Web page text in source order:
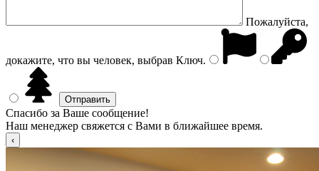
Пожалуйста,
докажите, что вы человек, выбрав Ключ.
Спасибо за Ваше сообщение!
Наш менеджер свяжется с Вами в ближайшее время.